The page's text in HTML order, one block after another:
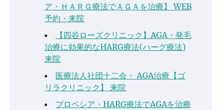
ア・ＨＡＲＧ療法でＡＧＡを治療】 WEB
予約・来院
【四谷ローズクリニック】AGA・発毛
治療に効果的なHARG療法(ハーグ療法)
来院
医療法人社団十二会・ AGA治療【ゴ
リラクリニック】 来院
プロペシア・HARG療法でAGAを治療